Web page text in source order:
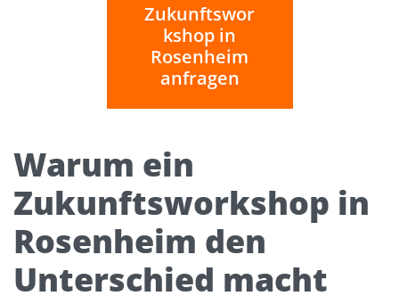
Zukunftswor
kshop in
Rosenheim
anfragen
Warum ein
Zukunftsworkshop in
Rosenheim den
Unterschied macht